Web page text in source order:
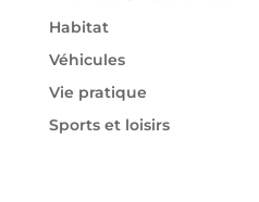
Habitat
Véhicules
Vie pratique
Sports et loisirs